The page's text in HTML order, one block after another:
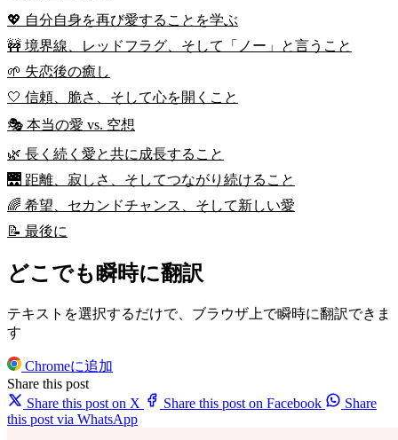
💖 自分自身を再び愛することを学ぶ
🚧 境界線、レッドフラグ、そして「ノー」と言うこと
🌱 失恋後の癒し
🤍 信頼、脆さ、そして心を開くこと
🎭 本当の愛 vs. 空想
🌿 長く続く愛と共に成長すること
🌉 距離、寂しさ、そしてつながり続けること
🌈 希望、セカンドチャンス、そして新しい愛
📝 最後に
どこでも瞬時に翻訳
テキストを選択するだけで、ブラウザ上で瞬時に翻訳できま
す
Chromeに追加
Share this post
Share this post on X
Share this post on Facebook
Share
this post via WhatsApp